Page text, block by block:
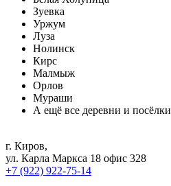
Зуевка
Уржум
Луза
Нолинск
Кирс
Малмыж
Орлов
Мураши
А ещё все деревни и посёлки
г. Киров,
ул. Карла Маркса 18 офис 328
+7 (922) 922-75-14